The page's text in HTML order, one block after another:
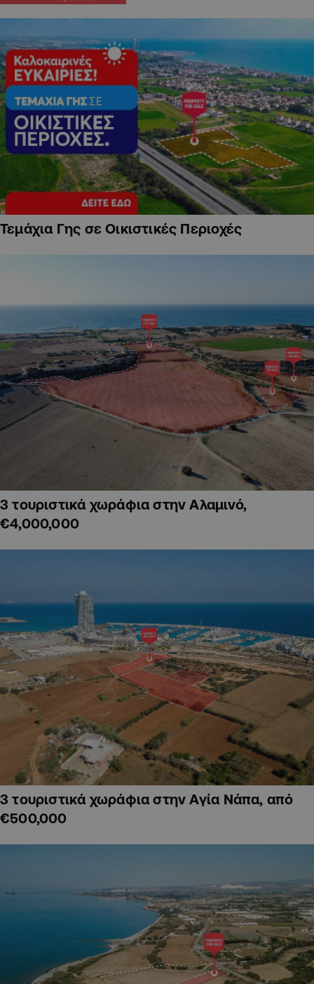
Τεμάχια Γης σε Οικιστικές Περιοχές
3 τουριστικά χωράφια στην Αλαμινό,
€4,000,000
3 τουριστικά χωράφια στην Αγία Νάπα, από
€500,000